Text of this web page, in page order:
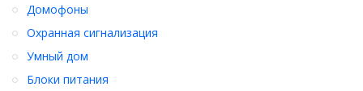
Домофоны
Охранная сигнализация
Умный дом
Блоки питания